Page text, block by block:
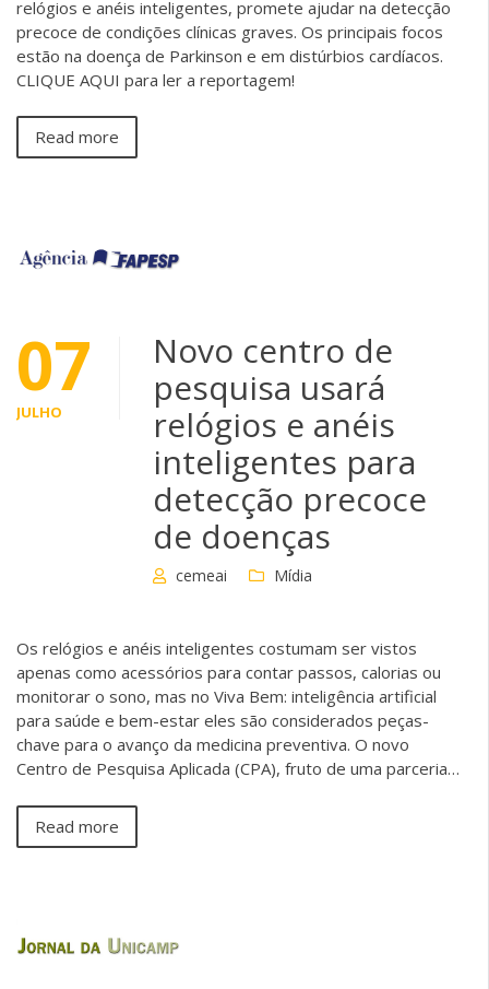
relógios e anéis inteligentes, promete ajudar na detecção
precoce de condições clínicas graves. Os principais focos
estão na doença de Parkinson e em distúrbios cardíacos.
CLIQUE AQUI para ler a reportagem!
Read more
07
JULHO
Novo centro de
pesquisa usará
relógios e anéis
inteligentes para
detecção precoce
de doenças
cemeai Mídia
Os relógios e anéis inteligentes costumam ser vistos
apenas como acessórios para contar passos, calorias ou
monitorar o sono, mas no Viva Bem: inteligência artificial
para saúde e bem-estar eles são considerados peças-
chave para o avanço da medicina preventiva. O novo
Centro de Pesquisa Aplicada (CPA), fruto de uma parceria…
Read more